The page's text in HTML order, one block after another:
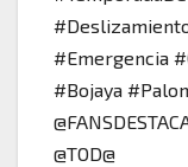
#Emergencia
#Bojaya
@TOD@